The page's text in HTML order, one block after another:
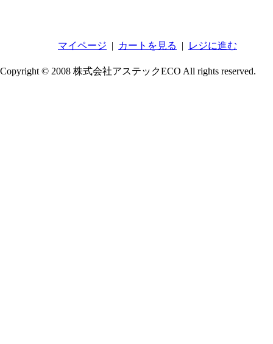
マイページ | カートを見る | レジに進む
Copyright © 2008 株式会社アステックECO All rights reserved.